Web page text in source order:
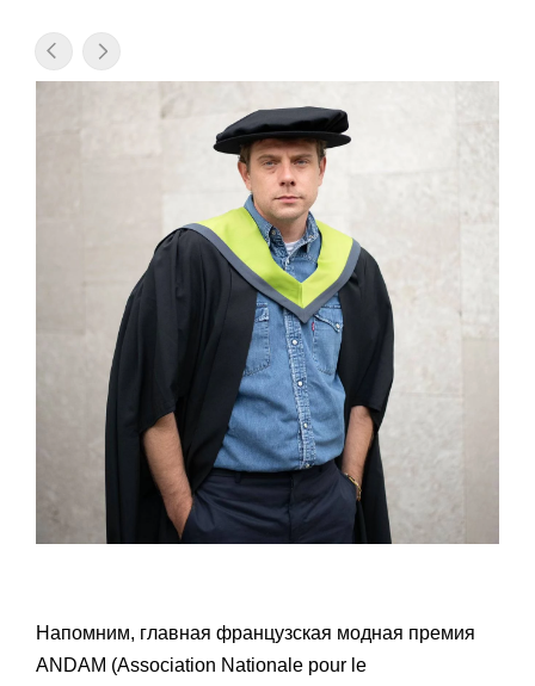
Напомним, главная французская модная премия
ANDAM (Association Nationale pour le